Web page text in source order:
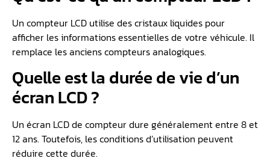
Un compteur LCD utilise des cristaux liquides pour
afficher les informations essentielles de votre véhicule. Il
remplace les anciens compteurs analogiques.
Quelle est la durée de vie d’un
écran LCD ?
Un écran LCD de compteur dure généralement entre 8 et
12 ans. Toutefois, les conditions d’utilisation peuvent
réduire cette durée.